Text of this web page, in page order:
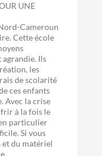
UNE
Cameroun
Cette école
agrandie. Ils
les
de scolarité
ces enfants
Avec la crise
à la fois le
particulier
Si vous
et du matériel